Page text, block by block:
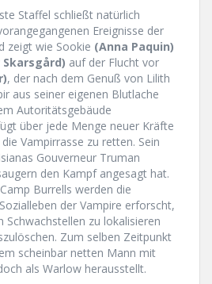
Staffel schließt natürlich
Ereignisse der
zeigt wie Sookie (Anna Paquin)
auf der Flucht vor
, der nach dem Genuß von Lilith
aus seiner eigenen Blutlache
Autoritätsgebäude
über jede Menge neuer Kräfte
Vampirrasse zu retten. Sein
Gouverneur Truman
den Kampf angesagt hat.
Burrells werden die
der Vampire erforscht,
Schwachstellen zu lokalisieren
Zum selben Zeitpunkt
scheinbar netten Mann mit
als Warlow herausstellt.